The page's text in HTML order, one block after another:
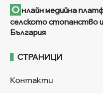
О нлайн медийна
селското стопанство
България
СТРАНИЦИ
Контакти